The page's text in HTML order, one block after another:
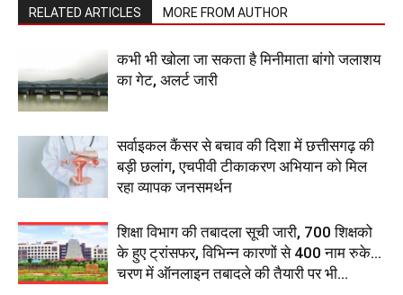
RELATED ARTICLES MORE FROM AUTHOR
कभी भी खोला जा सकता है मिनीमाता बांगो जलाशय
का गेट, अलर्ट जारी
सर्वाइकल कैंसर से बचाव की दिशा में छत्तीसगढ़ की
बड़ी छलांग, एचपीवी टीकाकरण अभियान को मिल
रहा व्यापक जनसमर्थन
शिक्षा विभाग की तबादला सूची जारी, 700 शिक्षको
के हुए ट्रांसफर, विभिन्न कारणों से 400 नाम रुके…
चरण में ऑनलाइन तबादले की तैयारी पर भी...